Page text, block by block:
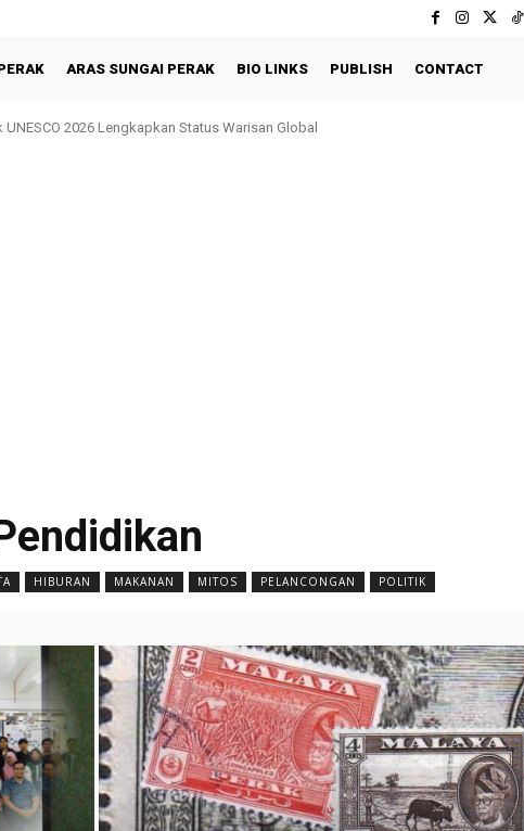
ARAS SUNGAI PERAK BIO LINKS PUBLISH CONTACT
Rakyat di Behrang Stesen
HIBURAN MAKANAN MITOS PELANCONGAN POLITIK